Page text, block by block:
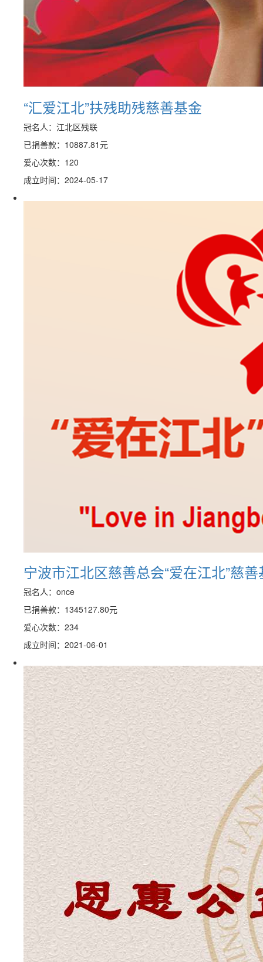
“汇爱江北”扶残助残慈善基金
冠名人：江北区残联
已捐善款： 10887.81元
爱心次数：120
成立时间：2024-05-17
宁波市江北区慈善总会“爱在江北”慈
冠名人：once
已捐善款： 1345127.80元
爱心次数：234
成立时间：2021-06-01